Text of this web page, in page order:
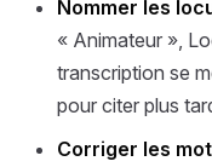
Nommer les
« Animateur »,
transcription se
pour citer plus
Corriger les